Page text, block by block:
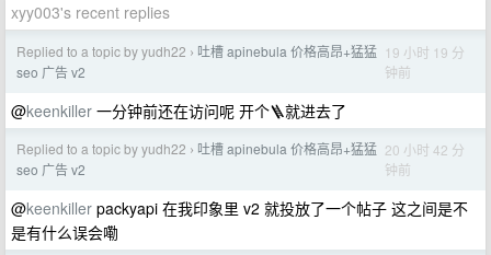
xyy003's recent replies
Replied to a topic by yudh22 › 吐槽 apinebula 价格高昂+猛猛
seo 广告 v2
19 小时 19 分
钟前
@keenkiller 一分钟前还在访问呢 开个🪜就进去了
Replied to a topic by yudh22 › 吐槽 apinebula 价格高昂+猛猛
seo 广告 v2
20 小时 42 分
钟前
@keenkiller packyapi 在我印象里 v2 就投放了一个帖子 这之间是不
是有什么误会嘞